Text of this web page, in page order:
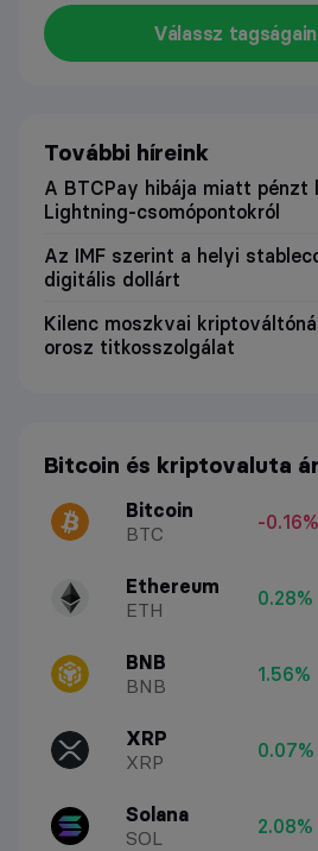
Válassz
További híreink
A BTCPay hibája miatt pénzt
Lightning-csomópontokról
Az IMF szerint a helyi
digitális dollárt
Kilenc moszkvai
orosz titkosszolgálat
Bitcoin és kriptovaluta
Bitcoin
BTC
-0.16%
Ethereum
ETH
0.28%
BNB
BNB
1.56%
XRP
XRP
0.07%
Solana
SOL
2.08%